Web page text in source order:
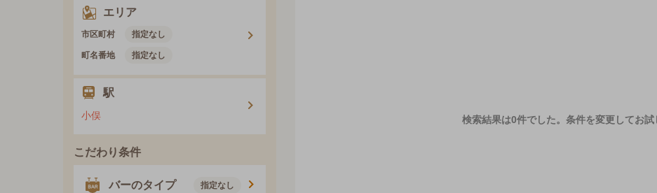
エリア
市区町村 指定なし
町名番地 指定なし
駅
小俣
こだわり条件
バーのタイプ 指定なし
検索結果は0件でした。 条件を変更してお試